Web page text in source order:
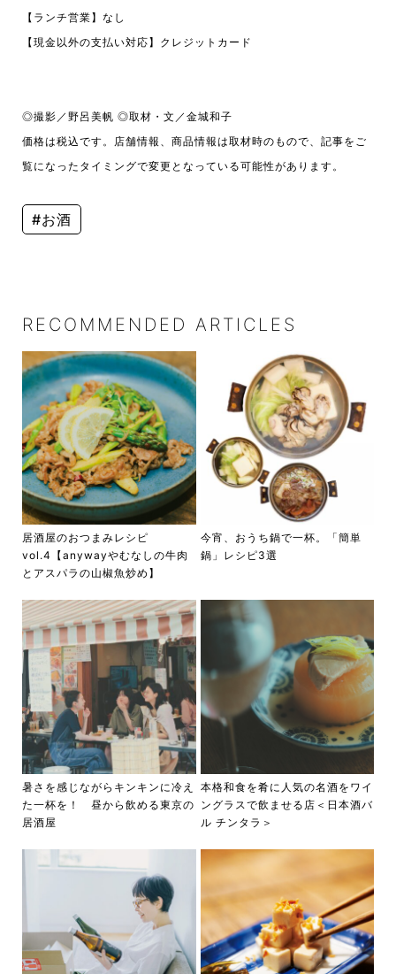
【ランチ営業】なし
【現金以外の支払い対応】クレジットカード
◎撮影／野呂美帆 ◎取材・文／金城和子
価格は税込です。店舗情報、商品情報は取材時のもので、記事をご
覧になったタイミングで変更となっている可能性があります。
#お酒
RECOMMENDED ARTICLES
居酒屋のおつまみレシピ
vol.4【anywayやむなしの牛肉
とアスパラの山椒魚炒め】
今宵、おうち鍋で一杯。「簡単
鍋」レシピ3選
暑さを感じながらキンキンに冷え
た一杯を！ 昼から飲める東京の
居酒屋
本格和食を肴に人気の名酒をワイ
ングラスで飲ませる店＜日本酒バ
ル チンタラ＞